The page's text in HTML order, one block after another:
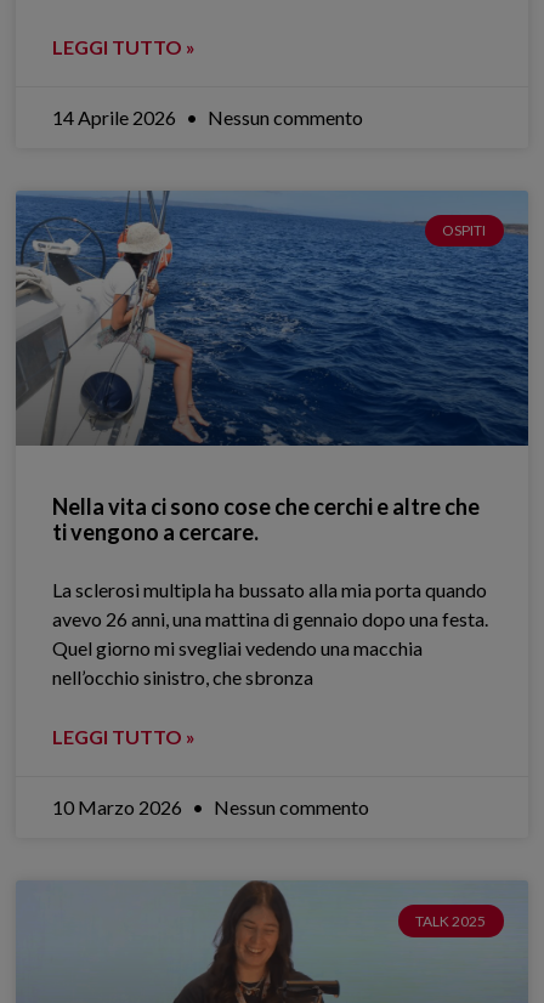
LEGGI TUTTO »
14 Aprile 2026 Nessun commento
OSPITI
Nella vita ci sono cose che cerchi e altre che
ti vengono a cercare.
La sclerosi multipla ha bussato alla mia porta quando
avevo 26 anni, una mattina di gennaio dopo una festa.
Quel giorno mi svegliai vedendo una macchia
nell’occhio sinistro, che sbronza
LEGGI TUTTO »
10 Marzo 2026 Nessun commento
TALK 2025